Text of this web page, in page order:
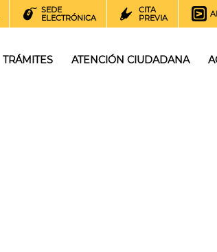
SEDE
ELECTRÓNICA
CITA
PREVIA
TRÁMITES ATENCIÓN CIUDADANA